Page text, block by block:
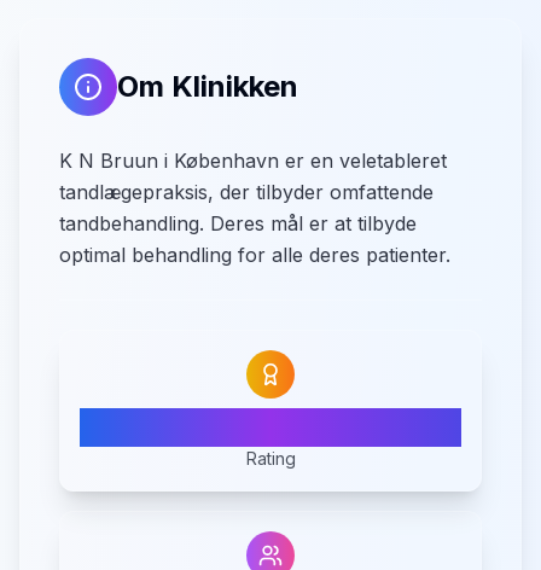
Om Klinikken
K N Bruun i København er en veletableret
tandlægepraksis, der tilbyder omfattende
tandbehandling. Deres mål er at tilbyde
optimal behandling for alle deres patienter.
Rating